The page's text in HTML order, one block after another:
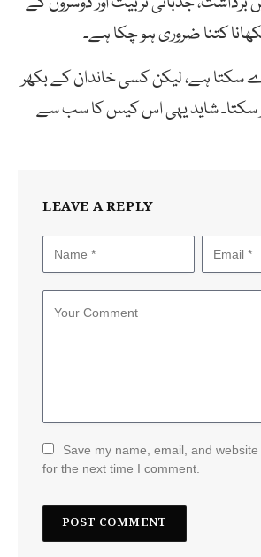
کتنا ضروری ہو چکا ہے۔
سکتا ہے، لیکن کسی خاندان کے بکھر
کر سکتا۔ شاید یہی اس کیس کا سب سے
LEAVE A REPLY
Save my name, email, and
for the next time I comment.